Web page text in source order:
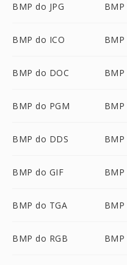
BMP do JPG
BMP do ICO BMP
BMP do DOC BMP
BMP do PGM
BMP do DDS
BMP do GIF
BMP do TGA BMP
BMP do RGB